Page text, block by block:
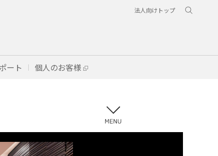
法人向けトップ
ート 個人のお客様